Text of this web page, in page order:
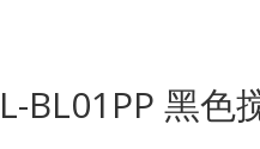
BL01PP 黑色